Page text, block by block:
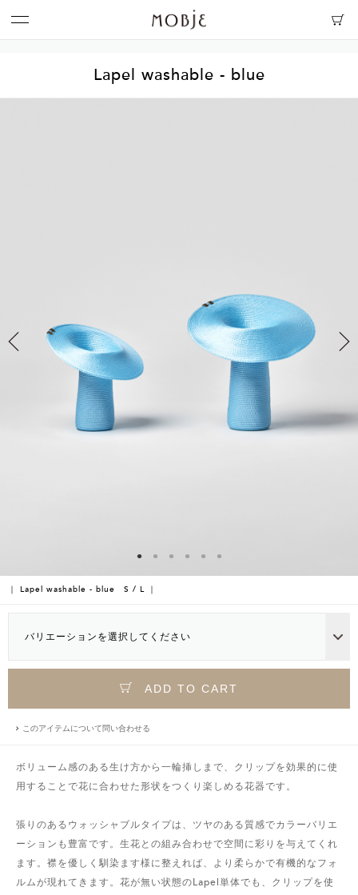
Lapel washable - blue
｜ Lapel washable - blue S / L ｜
バリエーションを選択してください
ADD TO CART
このアイテムについて問い合わせる
ボリューム感のある生け方から一輪挿しまで、クリップを効果的に使
用することで花に合わせた形状をつくり楽しめる花器です。
張りのあるウォッシャブルタイプは、ツヤのある質感でカラーバリエ
ーションも豊富です。生花との組み合わせで空間に彩りを与えてくれ
ます。襟を優しく馴染ます様に整えれば、より柔らかで有機的なフォ
ルムが現れてきます。花が無い状態のLapel単体でも、クリップを使